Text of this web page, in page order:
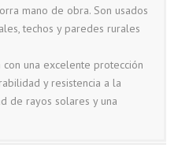
mano de obra. Son usados
techos y paredes rurales
con una excelente protección
y resistencia a la
de rayos solares y una